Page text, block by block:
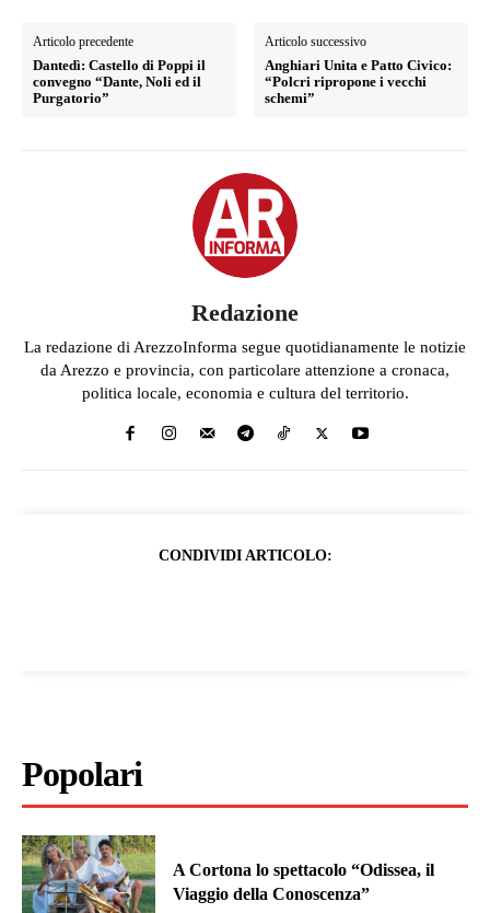
Articolo precedente
Dantedì: Castello di Poppi il
convegno “Dante, Noli ed il
Purgatorio”
Articolo successivo
Anghiari Unita e Patto Civico:
“Polcri ripropone i vecchi
schemi”
Redazione
La redazione di ArezzoInforma segue quotidianamente le notizie
da Arezzo e provincia, con particolare attenzione a cronaca,
politica locale, economia e cultura del territorio.
CONDIVIDI ARTICOLO:
Popolari
A Cortona lo spettacolo “Odissea, il
Viaggio della Conoscenza”